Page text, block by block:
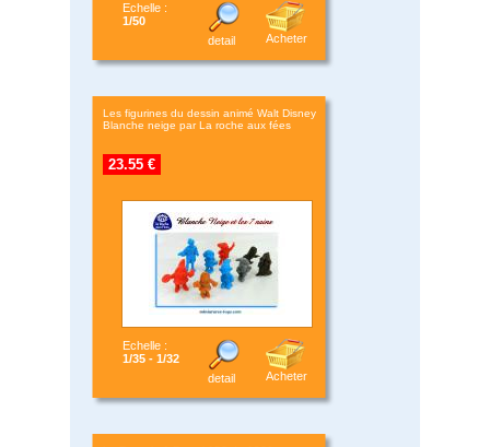
Echelle :
1/50
detail
Acheter
Les figurines du dessin animé Walt Disney
Blanche neige par La roche aux fées
23.55 €
Echelle :
1/35 - 1/32
detail
Acheter